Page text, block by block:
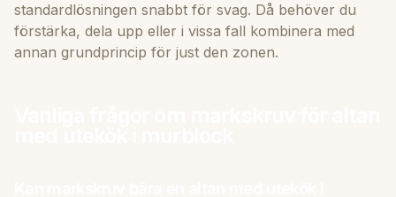
standardlösningen snabbt för svag. Då behöver du
förstärka, dela upp eller i vissa fall kombinera med
annan grundprincip för just den zonen.